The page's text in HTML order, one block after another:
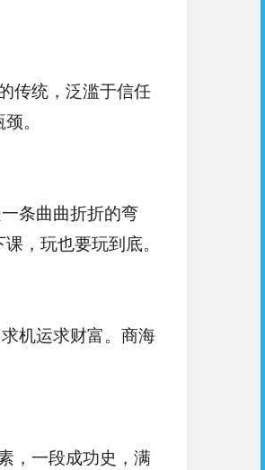
传统，泛滥于信任
。
条曲曲折折的弯
，玩也要玩到底。
机运求财富。商海
，一段成功史，满